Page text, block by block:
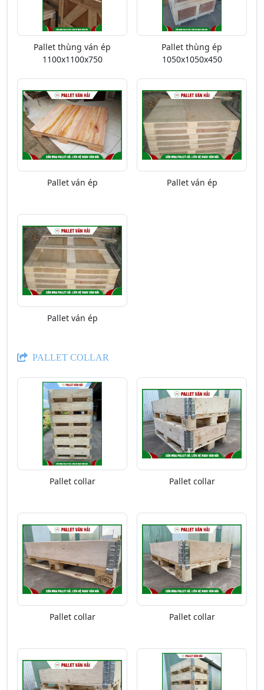
Pallet thùng ván ép
1100x1100x750
Pallet thùng ép
1050x1050x450
Pallet ván ép Pallet ván ép
Pallet ván ép
PALLET COLLAR
Pallet collar Pallet collar
Pallet collar Pallet collar